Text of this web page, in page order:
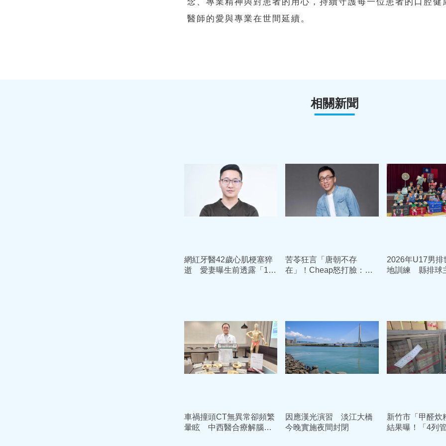
醫師的愛與專業在世間延續。
相關新聞
網紅牙醫42歲心肌梗塞猝
逝 愛妻曝生前透露「1警
苦苓狂言「唐朝不存
在」！Cheap怒打臉：李
2026年U17男排
地訓練 縣排球
車禍撞頭CT無異常卻頻繁
暈眩 中西醫合療解腦震
因應漢光演習 淡江大橋
今晚實施夜間封閉
新竹市「甲醛炊
結果曝！「4列